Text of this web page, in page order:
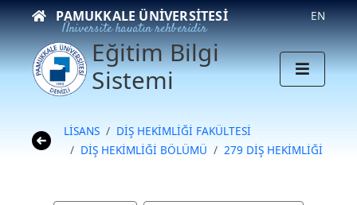
PAMUKKALE ÜNIVERSITESI
Üniversite hayatın rehberidir
EN
Eğitim Bilgi
Sistemi
LİSANS
DİŞ HEKİMLİĞİ FAKÜLTESİ
DİŞ HEKİMLİĞİ BÖLÜMÜ
279 DİŞ HEKİMLİĞİ